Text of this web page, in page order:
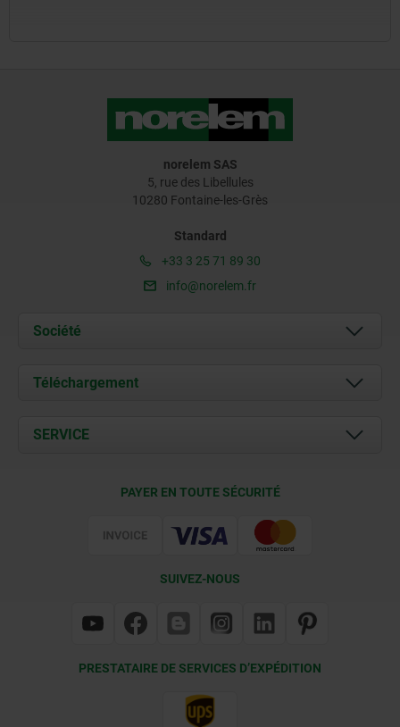
norelem SAS
5, rue des Libellules
10280 Fontaine-les-Grès
Standard
+33 3 25 71 89 30
info@norelem.fr
Société
À propos de nous
Contact
Téléchargement
Documents
SERVICE
PAYER EN TOUTE SÉCURITÉ
SUIVEZ-NOUS
PRESTATAIRE DE SERVICES D’EXPÉDITION